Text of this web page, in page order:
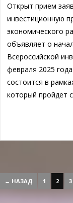
Открыт прием
инвестиционную
экономического
объявляет о
Всероссийской
февраля 2025
состоится в
который пройдет
← НАЗАД 1 2 3